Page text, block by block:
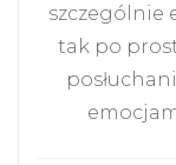
szczególnie
tak po